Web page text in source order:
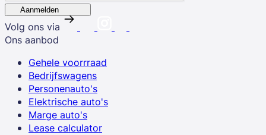
Aanmelden
Volg ons via
Ons aanbod
Gehele voorrraad
Bedrijfswagens
Personenauto's
Elektrische auto's
Marge auto's
Lease calculator